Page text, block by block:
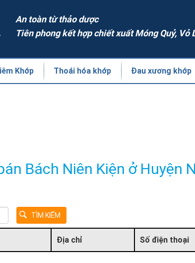
An toàn từ thảo dược
Tiên phong kết hợp chiết xuất Móng Quỷ, Vỏ
Khớp Thoái hóa khớp Đau xương khớp
Bách Niên Kiện ở Huyện
Địa chỉ Số điện thoại